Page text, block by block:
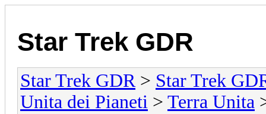
Star Trek GDR
Star Trek GDR > Star Trek
Unita dei Pianeti > Terra Unita